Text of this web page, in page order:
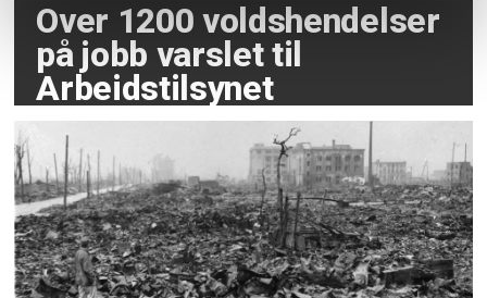
Over 1200 voldshendelser
på jobb varslet til
Arbeidstilsynet